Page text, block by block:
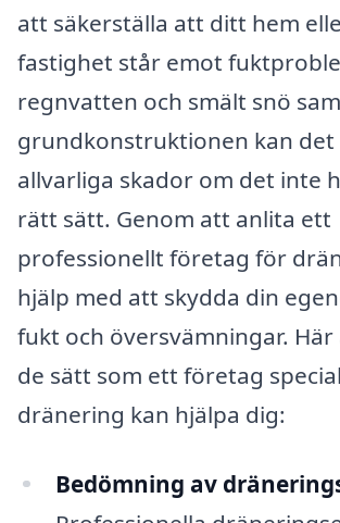
att säkerställa att ditt hem
fastighet står emot
regnvatten och smält snö
grundkonstruktionen kan det
allvarliga skador om det inte
rätt sätt. Genom att anlita ett
professionellt företag för
hjälp med att skydda din
fukt och översvämningar.
de sätt som ett företag
dränering kan hjälpa dig:
Bedömning av